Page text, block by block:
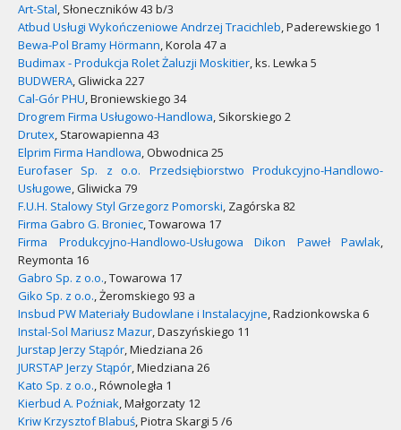
Art-Stal, Słoneczników 43 b/3
Atbud Usługi Wykończeniowe Andrzej Tracichleb, Paderewskiego 1
Bewa-Pol Bramy Hörmann, Korola 47 a
Budimax - Produkcja Rolet Żaluzji Moskitier, ks. Lewka 5
BUDWERA, Gliwicka 227
Cal-Gór PHU, Broniewskiego 34
Drogrem Firma Usługowo-Handlowa, Sikorskiego 2
Drutex, Starowapienna 43
Elprim Firma Handlowa, Obwodnica 25
Eurofaser Sp. z o.o. Przedsiębiorstwo Produkcyjno-Handlowo-
Usługowe, Gliwicka 79
F.U.H. Stalowy Styl Grzegorz Pomorski, Zagórska 82
Firma Gabro G. Broniec, Towarowa 17
Firma Produkcyjno-Handlowo-Usługowa Dikon Paweł Pawlak,
Reymonta 16
Gabro Sp. z o.o., Towarowa 17
Giko Sp. z o.o., Żeromskiego 93 a
Insbud PW Materiały Budowlane i Instalacyjne, Radzionkowska 6
Instal-Sol Mariusz Mazur, Daszyńskiego 11
Jurstap Jerzy Stąpór, Miedziana 26
JURSTAP Jerzy Stąpór, Miedziana 26
Kato Sp. z o.o., Równoległa 1
Kierbud A. Poźniak, Małgorzaty 12
Kriw Krzysztof Blabuś, Piotra Skargi 5 /6